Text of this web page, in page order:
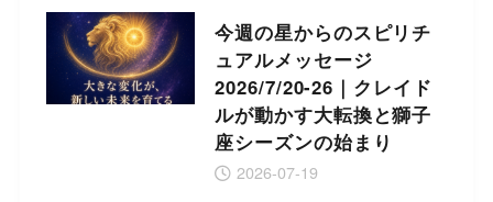
今週の星からのスピリチ
ュアルメッセージ
2026/7/20-26｜クレイド
ルが動かす大転換と獅子
座シーズンの始まり
2026-07-19